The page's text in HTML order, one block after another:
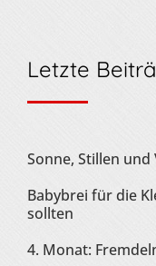
Letzte
Sonne, Stillen und
Babybrei für die
sollten
4. Monat: